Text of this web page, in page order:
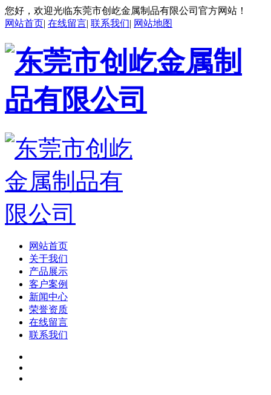
您好，欢迎光临东莞市创屹金属制品有限公司官方网站！
网站首页| 在线留言| 联系我们| 网站地图
网站首页
关于我们
产品展示
客户案例
新闻中心
荣誉资质
在线留言
联系我们